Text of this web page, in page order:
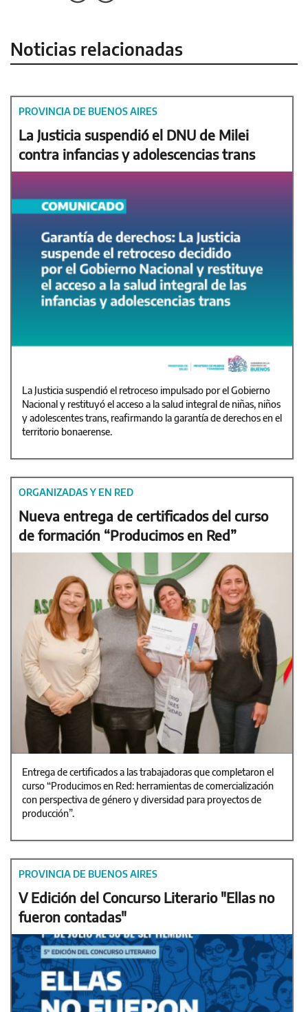
Noticias relacionadas
PROVINCIA DE BUENOS AIRES
La Justicia suspendió el DNU de Milei
contra infancias y adolescencias trans
La Justicia suspendió el retroceso impulsado por el Gobierno
Nacional y restituyó el acceso a la salud integral de niñas, niños
y adolescentes trans, reafirmando la garantía de derechos en el
territorio bonaerense.
ORGANIZADAS Y EN RED
Nueva entrega de certificados del curso
de formación “Producimos en Red”
Entrega de certificados a las trabajadoras que completaron el
curso “Producimos en Red: herramientas de comercialización
con perspectiva de género y diversidad para proyectos de
producción”.
PROVINCIA DE BUENOS AIRES
V Edición del Concurso Literario "Ellas no
fueron contadas"